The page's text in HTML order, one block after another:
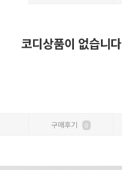
코디상품이 없습니다
구매후기 0